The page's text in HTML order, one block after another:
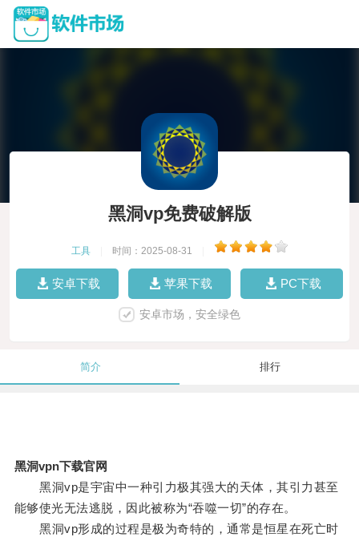
黑洞vp免费破解版
工具 时间：2025-08-31
安卓下载 苹果下载 PC下载
安卓市场，安全绿色
简介 排行
黑洞vpn下载官网
黑洞vp是宇宙中一种引力极其强大的天体，其引力甚至
能够使光无法逃脱，因此被称为“吞噬一切”的存在。
黑洞vp形成的过程是极为奇特的，通常是恒星在死亡时